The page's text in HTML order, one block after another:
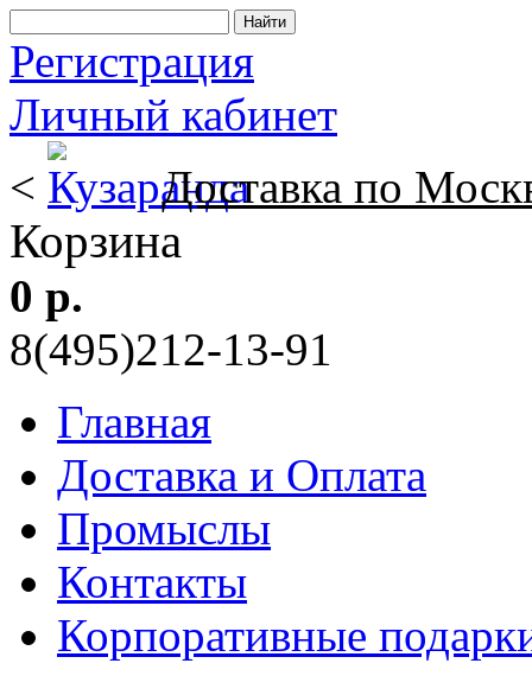
Регистрация
Личный кабинет
<
Доставка по
Корзина
0 р.
8(495)212-13-91
Главная
Доставка и Оплата
Промыслы
Контакты
Корпоративные